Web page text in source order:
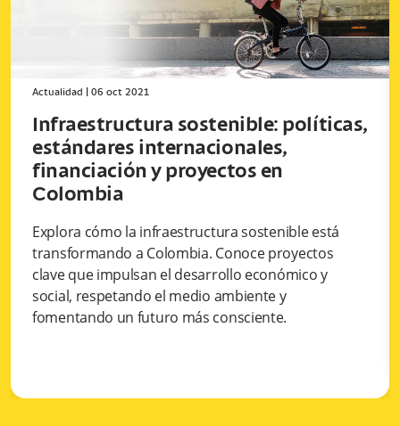
Actualidad 06 oct 2021
Infraestructura sostenible: políticas,
estándares internacionales,
financiación y proyectos en
Colombia
Explora cómo la infraestructura sostenible está
transformando a Colombia. Conoce proyectos
clave que impulsan el desarrollo económico y
social, respetando el medio ambiente y
fomentando un futuro más consciente.